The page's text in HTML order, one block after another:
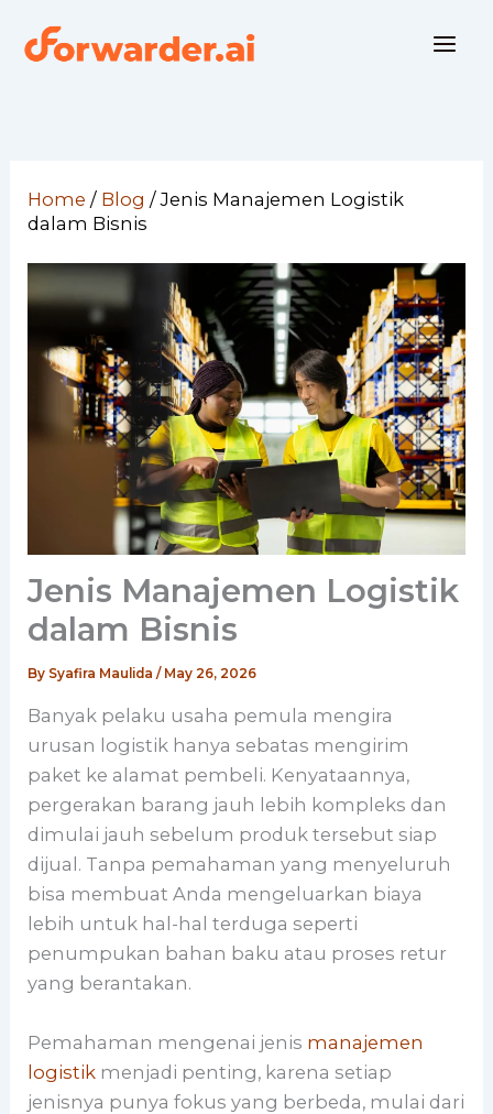
Home / Blog /Jenis Manajemen Logistik
dalam Bisnis
Jenis Manajemen Logistik
dalam Bisnis
By Syafira Maulida/ May 26, 2026
Banyak pelaku usaha pemula mengira
urusan logistik hanya sebatas mengirim
paket ke alamat pembeli. Kenyataannya,
pergerakan barang jauh lebih kompleks dan
dimulai jauh sebelum produk tersebut siap
dijual. Tanpa pemahaman yang menyeluruh
bisa membuat Anda mengeluarkan biaya
lebih untuk hal-hal terduga seperti
penumpukan bahan baku atau proses retur
yang berantakan.
Pemahaman mengenai jenis manajemen
logistik menjadi penting, karena setiap
jenisnya punya fokus yang berbeda, mulai dari